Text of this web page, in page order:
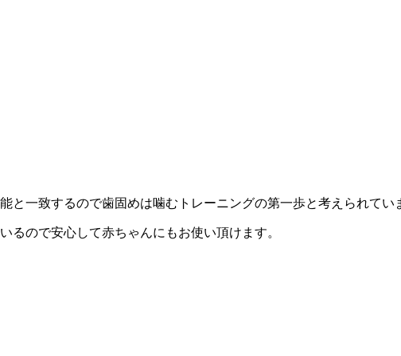
と一致するので歯固めは噛むトレーニングの第一歩と考えられてい
るので安心して赤ちゃんにもお使い頂けます。